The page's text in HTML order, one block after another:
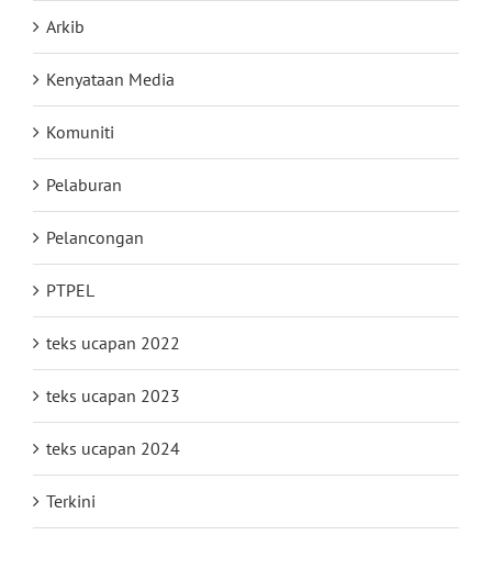
Arkib
Kenyataan Media
Komuniti
Pelaburan
Pelancongan
PTPEL
teks ucapan 2022
teks ucapan 2023
teks ucapan 2024
Terkini